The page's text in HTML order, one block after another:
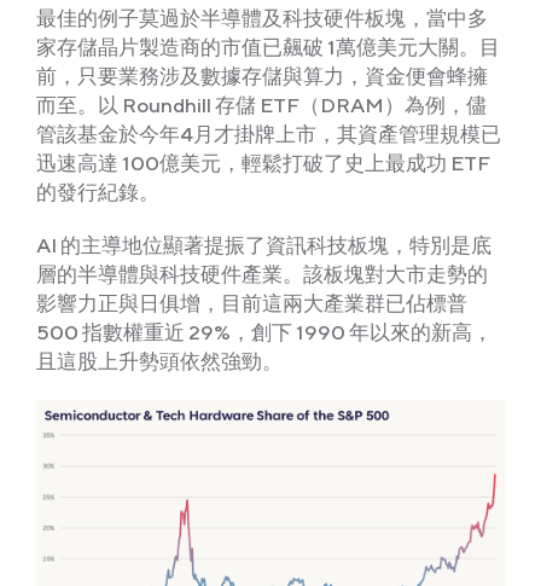
最佳的例子莫過於半導體及科技硬件板塊，當中多
家存儲晶片製造商的市值已飆破 1萬億美元大關。目
前，只要業務涉及數據存儲與算力，資金便會蜂擁
而至。以 Roundhill 存儲 ETF（DRAM）為例，儘
管該基金於今年4月才掛牌上市，其資產管理規模已
迅速高達 100億美元，輕鬆打破了史上最成功 ETF
的發行紀錄。
AI 的主導地位顯著提振了資訊科技板塊，特別是底
層的半導體與科技硬件產業。該板塊對大市走勢的
影響力正與日俱增，目前這兩大產業群已佔標普
500 指數權重近 29%，創下 1990 年以來的新高，
且這股上升勢頭依然強勁。